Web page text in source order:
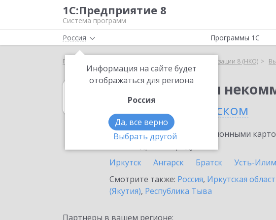
1С:Предприятие 8
Система программ
Россия
Информация на сайте будет
отображаться для региона
Россия
Да, все верно
Выбрать другой
Программы 1С
Главная 1С:Бухгалтерия некоммерческой организации 8 (НКО)
1С:Бухгалтерия
в Усолье-Сибирском
Ознакомьтесь с информационными
Иркутск
Ангарск Братск Усть-
Смотрите также: Россия, Иркутская
(Якутия), Республика Тыва
Партнеры в вашем регионе: